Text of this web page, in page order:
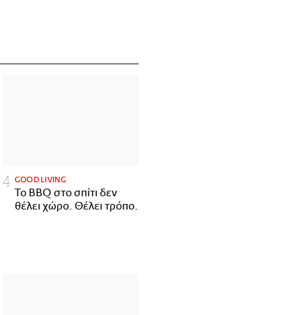
GOOD LIVING
Το BBQ στο σπίτι δεν
θέλει χώρο. Θέλει τρόπο.